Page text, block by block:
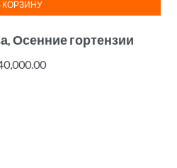
Осенние гортензии
КОРЗИНУ